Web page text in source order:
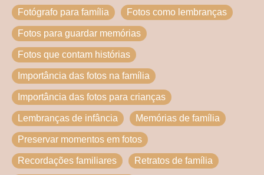
Fotógrafo para família Fotos como lembranças
Fotos para guardar memórias
Fotos que contam histórias
Importância das fotos na família
Importância das fotos para crianças
Lembranças de infância Memórias de família
Preservar momentos em fotos
Recordações familiares Retratos de família